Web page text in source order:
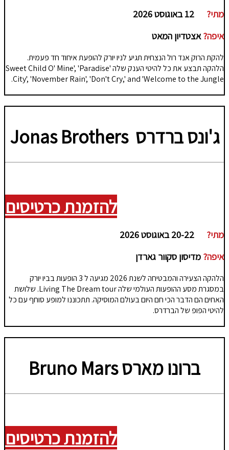
מתי?
איפה? אצטדיון המאט
להקת הרוק אנד רול הנצחית תגיע לניו יורק להופעת איחוד חד פעמית.
הלהקה תבצע את כל להיטי הענק שלה 'Sweet Child O' Mine', 'Paradise
City', 'November Rain', 'Don't Cry,' and 'Welcome to the Jungle.
ג'ונס ברדרסJonas Brothers
להזמנת כרטיסים
מתי?
איפה? מדיסון סקוור גארדן
הלהקה הצעירה והמבטיחה לשנת 2026 מגיעה ל 3 הופעות בביו יורק
במסגרת מסע ההופעות העולמי שלה Living The Dream tour. שלושת
האחים הם הדבר הכי חם היום בעולם המוסיקה. תתכוננו למופע סוחף עם כל
להיטי הפופ של הברדרס.
ברונו מארסBruno Mars
להזמנת כרטיסים